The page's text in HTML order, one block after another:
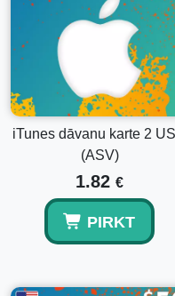
Norādījumi, kā
Atveriet iTunes vai
Ekrāna apakšā
attēla.
Izvēlieties Izmantot
Izmantojiet ierīces
manuāli ievadītu 16
Noklikšķiniet uz
Pārskaitījums tagad
saistītajiem pirkumiem.
Iepazīstieties ar
JaiTunes Dāvanu Karte
iTunes dāvanu karte 2
(ASV)
1.82 €
PIRKT